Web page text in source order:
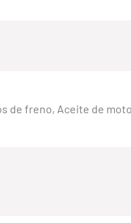
de freno, Aceite de